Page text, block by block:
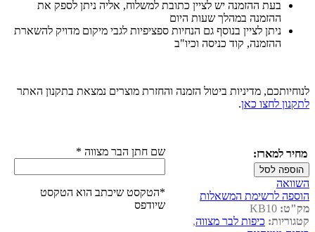
בעת ההזמנה יש לציין כתובת למשלוח, אליה ניתן לספק את
ההזמנה במהלך שעות היום
ניתן לציין בנוסף גם הנחיות ספציפיות לגבי מיקום מדויק להשארת
ההזמנה, קוד כניסה וכיו"ב
לנוחיותכם, מדיניות ביטול הזמנה והחזרת מוצרים נמצאת בתקנון האתר
לתקנון לחצו כאן.
שם חתן הבר מצווה *
*הטקסט שיכתב הוא הטקסט
שיודפס
מחיר למארז:
הוספה לסל
השוואה
הוספה לרשימת המשאלות
מק"ט: KB10
קטגוריות: כיפות לבר מצווה,